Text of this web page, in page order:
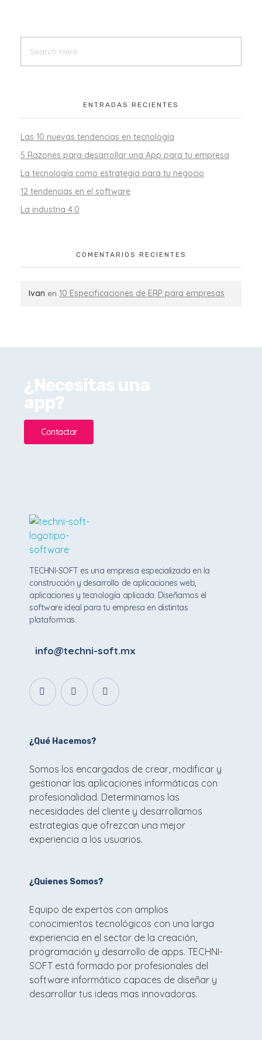
ENTRADAS RECIENTES
Las 10 nuevas tendencias en tecnología
5 Razones para desarrollar una App para tu empresa
La tecnología como estrategia para tu negocio
12 tendencias en el software
La industria 4.0
COMENTARIOS RECIENTES
Ivan en 10 Especificaciones de ERP para empresas
¿Necesitas una
app?
Contactar
Techni Soft
TECHNI-SOFT es una empresa especializada en la
construcción y desarrollo de aplicaciones web,
aplicaciones y tecnología aplicada. Diseñamos el
software ideal para tu empresa en distintas
plataformas.
info@techni-soft.mx
¿Qué Hacemos?
Somos los encargados de crear, modificar y
gestionar las aplicaciones informáticas con
profesionalidad. Determinamos las
necesidades del cliente y desarrollamos
estrategias que ofrezcan una mejor
experiencia a los usuarios.
¿Quienes Somos?
Equipo de expertos con amplios
conocimientos tecnológicos con una larga
experiencia en el sector de la creación,
programación y desarrollo de apps. TECHNI-
SOFT está formado por profesionales del
software informático capaces de diseñar y
desarrollar tus ideas mas innovadoras.